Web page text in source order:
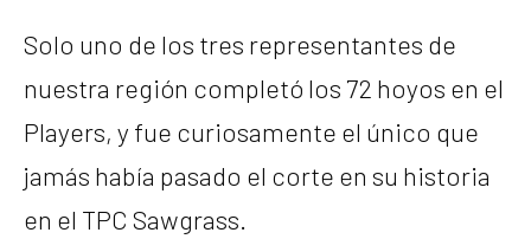
Solo uno de los tres representantes de
nuestra región completó los 72 hoyos en el
Players, y fue curiosamente el único que
jamás había pasado el corte en su historia
en el TPC Sawgrass.